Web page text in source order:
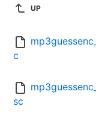
UP
c
sc